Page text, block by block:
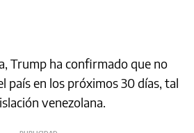
Trump ha confirmado que no
país en los próximos 30 días, tal
venezolana.